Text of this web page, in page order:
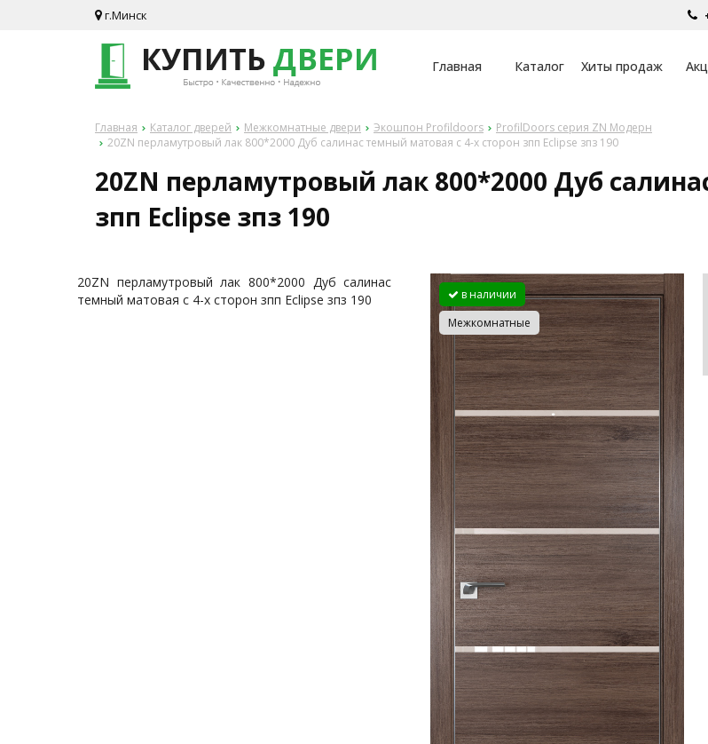
г.Минск
Главная Каталог Хиты продаж
Главная Каталог дверей Межкомнатные двери Экошпон Profildoors
ProfilDoors серия ZN Модерн
20ZN перламутровый лак 800*2000 Дуб салинас темный матовая с 4-х сторон зпп Eclipse зпз 190
20ZN перламутровый лак 800*2000 Дуб
зпп Eclipse зпз 190
20ZN перламутровый лак 800*2000 Дуб салинас
темный матовая с 4-х сторон зпп Eclipse зпз 190
в наличии
Межкомнатные